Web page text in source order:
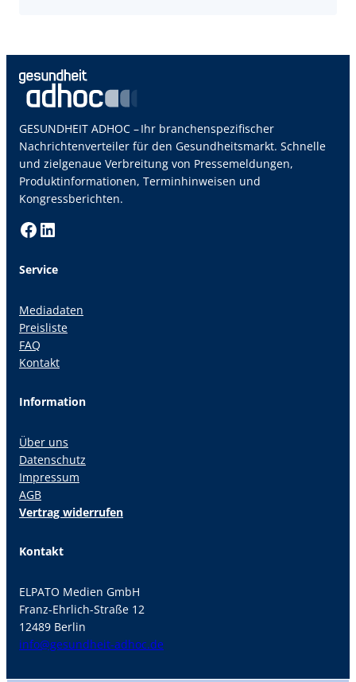
GESUNDHEIT ADHOC – Ihr branchenspezifischer
Nachrichtenverteiler für den Gesundheitsmarkt. Schnelle
und zielgenaue Verbreitung von Pressemeldungen,
Produktinformationen, Terminhinweisen und
Kongressberichten.
Facebook LinkedIn
Service
Mediadaten
Preisliste
FAQ
Kontakt
Information
Über uns
Datenschutz
Impressum
AGB
Vertrag widerrufen
Kontakt
ELPATO Medien GmbH
Franz-Ehrlich-Straße 12
12489 Berlin
info@gesundheit-adhoc.de